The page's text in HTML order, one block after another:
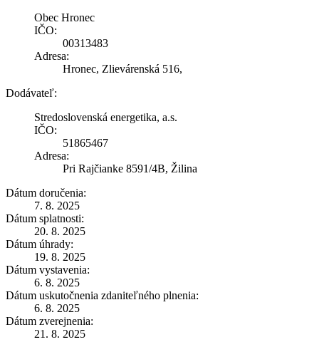
Obec Hronec
IČO:
00313483
Adresa:
Hronec, Zlievárenská 516,
Dodávateľ:
Stredoslovenská energetika, a.s.
IČO:
51865467
Adresa:
Pri Rajčianke 8591/4B, Žilina
Dátum doručenia:
7. 8. 2025
Dátum splatnosti:
20. 8. 2025
Dátum úhrady:
19. 8. 2025
Dátum vystavenia:
6. 8. 2025
Dátum uskutočnenia zdaniteľného plnenia:
6. 8. 2025
Dátum zverejnenia:
21. 8. 2025